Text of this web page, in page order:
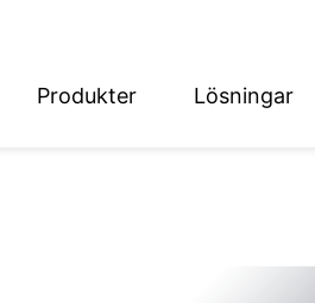
Produkter Lösningar